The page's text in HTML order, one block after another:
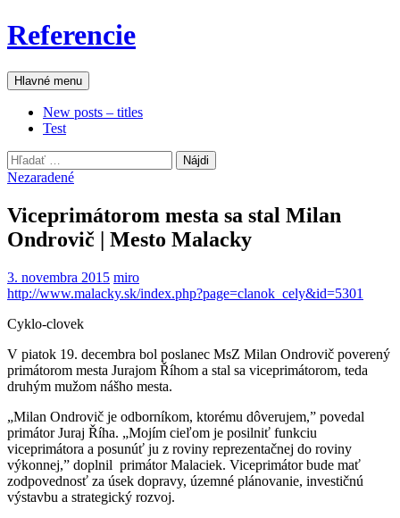
Preskočiť
na
Referencie
Hľadať
Hlavné menu
New posts – titles
Test
Hľadať:
Nezaradené
Viceprimátorom mesta sa stal Milan
Ondrovič | Mesto Malacky
3. novembra 2015 miro
http://www.malacky.sk/index.php?page=clanok_cely&id=5301
Cyklo-clovek
V piatok 19. decembra bol poslanec MsZ Milan Ondrovič poverený
primátorom mesta Jurajom Říhom a stal sa viceprimátorom, teda
druhým mužom nášho mesta.
„Milan Ondrovič je odborníkom, ktorému dôverujem,” povedal
primátor Juraj Říha. „Mojím cieľom je posilniť funkciu
viceprimátora a posunúť ju z roviny reprezentačnej do roviny
výkonnej,” doplnil primátor Malaciek. Viceprimátor bude mať
zodpovednosť za úsek dopravy, územné plánovanie, investičnú
výstavbu a strategický rozvoj.